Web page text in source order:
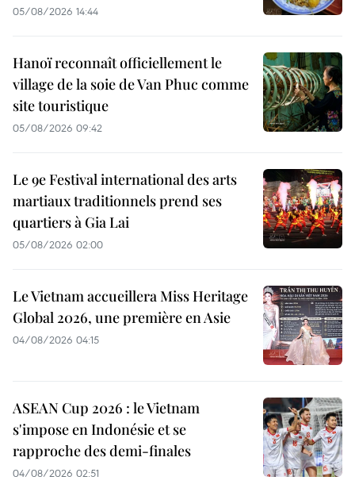
05/08/2026 14:44
Hanoï reconnaît officiellement le
village de la soie de Van Phuc comme
site touristique
05/08/2026 09:42
Le 9e Festival international des arts
martiaux traditionnels prend ses
quartiers à Gia Lai
05/08/2026 02:00
Le Vietnam accueillera Miss Heritage
Global 2026, une première en Asie
04/08/2026 04:15
ASEAN Cup 2026 : le Vietnam
s'impose en Indonésie et se
rapproche des demi-finales
04/08/2026 02:51